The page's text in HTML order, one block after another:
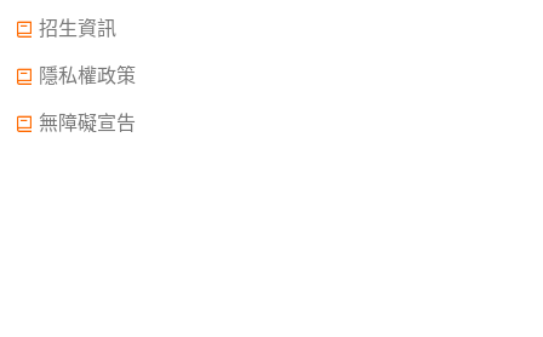
招生資訊
隱私權政策
無障礙宣告